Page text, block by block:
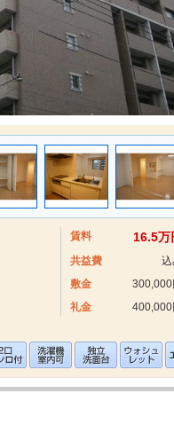
賃料 16.5万
共益費
敷金
300,000
礼金
400,000